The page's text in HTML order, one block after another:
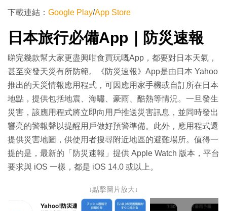
下載連結： Google Play/App Store
日本旅行必備App｜防災速報
睇完幾款幫大家更盡興咁食買玩嘅App，都要對日本天氣，
甚至突發天災有所防範。《防災速報》App是由日本 Yahoo
推出的天災情報應用程式，可因應用家手機或自訂所在日本
地點，提供包括地震、海嘯、豪雨、酷熱等情況。一旦發生
災害，該應用程式將立即向用戶推送災害訊息，並同時發出
響亮的警報聲以提醒用戶做好預警準備。此外，應用程式還
提供災害地圖，供使用者搜尋附近地區的避難場所。值得一
提的是，最新的「防災速報」提供 Apple Watch 版本，平台
要求與 iOS 一樣，都是 iOS 14.0 或以上。
↓點擊圖片放大↓